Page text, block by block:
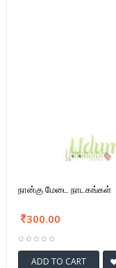
நான்கு மேடை நாடகங்கள்
300.00
ADD TO CART